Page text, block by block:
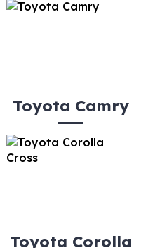
Toyota Camry
Toyota Corolla